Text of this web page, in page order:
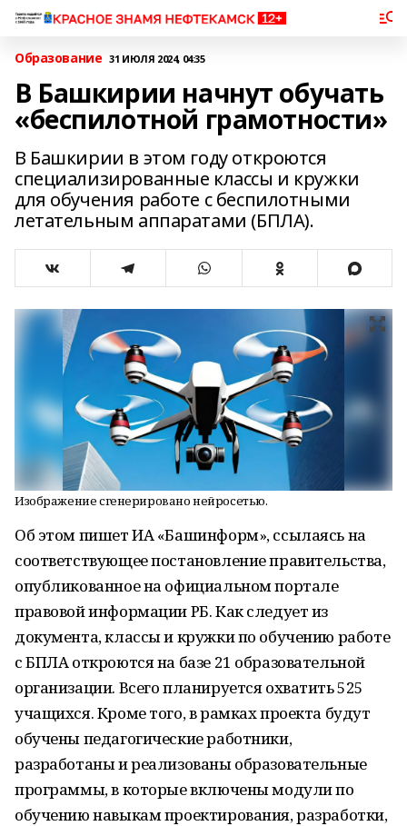
Образование 31 ИЮЛЯ 2024, 04:35
В Башкирии начнут обучать
«беспилотной грамотности»
В Башкирии в этом году откроются
специализированные классы и кружки
для обучения работе с беспилотными
летательным аппаратами (БПЛА).
Изображение сгенерировано нейросетью.
Об этом пишет ИА «Башинформ», ссылаясь на
соответствующее постановление правительства,
опубликованное на официальном портале
правовой информации РБ. Как следует из
документа, классы и кружки по обучению работе
с БПЛА откроются на базе 21 образовательной
организации. Всего планируется охватить 525
учащихся. Кроме того, в рамках проекта будут
обучены педагогические работники,
разработаны и реализованы образовательные
программы, в которые включены модули по
обучению навыкам проектирования, разработки,